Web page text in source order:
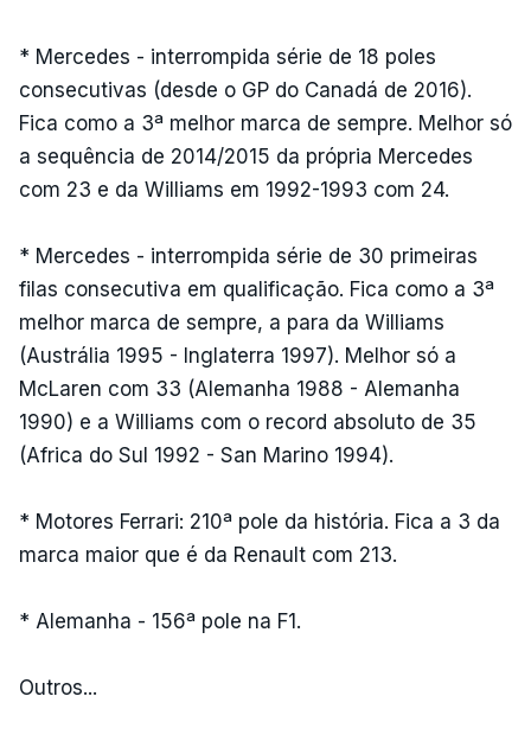
* Mercedes - interrompida série de 18 poles
consecutivas (desde o GP do Canadá de 2016).
Fica como a 3ª melhor marca de sempre. Melhor só
a sequência de 2014/2015 da própria Mercedes
com 23 e da Williams em 1992-1993 com 24.
* Mercedes - interrompida série de 30 primeiras
filas consecutiva em qualificação. Fica como a 3ª
melhor marca de sempre, a para da Williams
(Austrália 1995 - Inglaterra 1997). Melhor só a
McLaren com 33 (Alemanha 1988 - Alemanha
1990) e a Williams com o record absoluto de 35
(Africa do Sul 1992 - San Marino 1994).
* Motores Ferrari: 210ª pole da história. Fica a 3 da
marca maior que é da Renault com 213.
* Alemanha - 156ª pole na F1.
Outros...